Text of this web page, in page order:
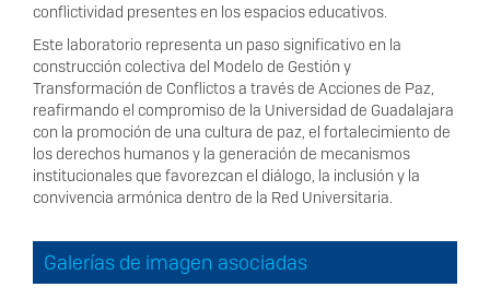
conflictividad presentes en los espacios educativos.
Este laboratorio representa un paso significativo en la
construcción colectiva del Modelo de Gestión y
Transformación de Conflictos a través de Acciones de Paz,
reafirmando el compromiso de la Universidad de Guadalajara
con la promoción de una cultura de paz, el fortalecimiento de
los derechos humanos y la generación de mecanismos
institucionales que favorezcan el diálogo, la inclusión y la
convivencia armónica dentro de la Red Universitaria.
Galerías de imagen asociadas